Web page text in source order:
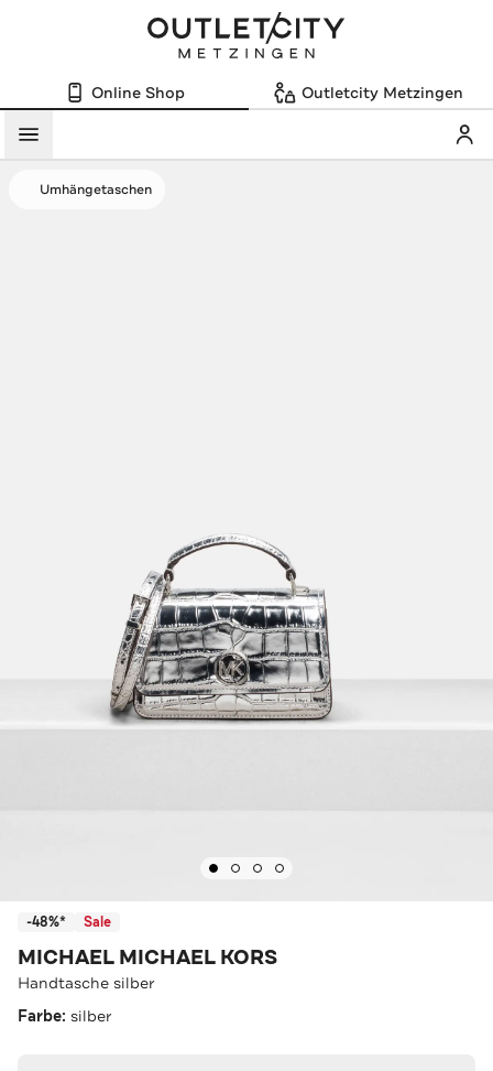
Online Shop Outletcity Metzingen
Menü
Umhängetaschen
-48%* Sale
MICHAEL MICHAEL KORS
Handtasche silber
Farbe: silber